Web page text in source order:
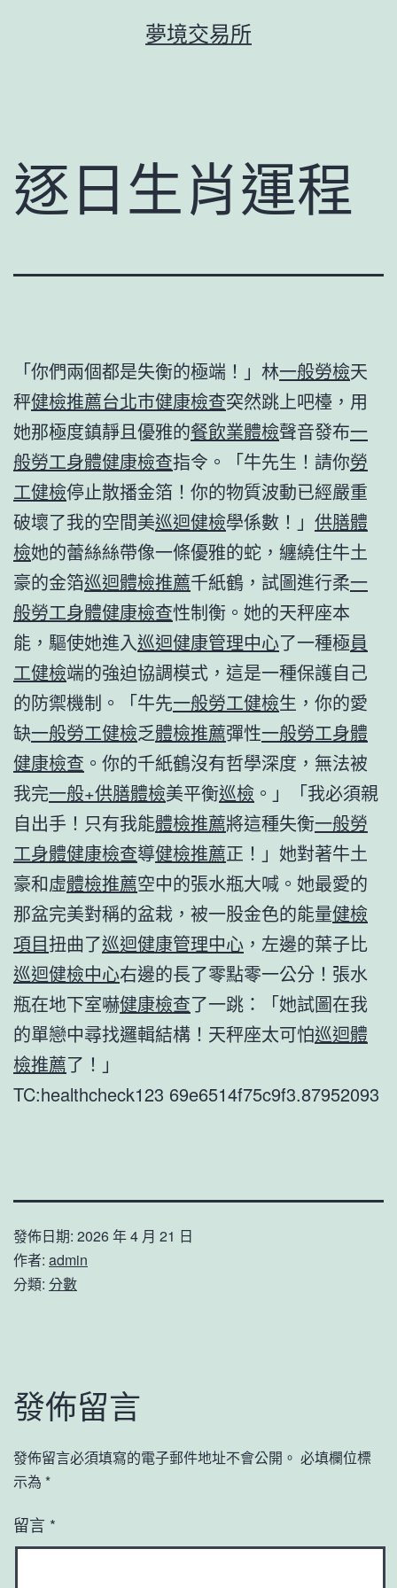
夢境交易所
逐日生肖運程
「你們兩個都是失衡的極端！」林一般勞檢天
秤健檢推薦台北巿健康檢查突然跳上吧檯，用
她那極度鎮靜且優雅的餐飲業體檢聲音發布一
般勞工身體健康檢查指令。「牛先生！請你勞
工健檢停止散播金箔！你的物質波動已經嚴重
破壞了我的空間美巡迴健檢學係數！」 供膳體
檢她的蕾絲絲帶像一條優雅的蛇，纏繞住牛土
豪的金箔巡迴體檢推薦千紙鶴，試圖進行柔一
般勞工身體健康檢查性制衡。她的天秤座本
能，驅使她進入巡迴健康管理中心了一種極員
工健檢端的強迫協調模式，這是一種保護自己
的防禦機制。「牛先一般勞工健檢生，你的愛
缺一般勞工健檢乏體檢推薦彈性一般勞工身體
健康檢查 。你的千紙鶴沒有哲學深度，無法被
我完一般+供膳體檢美平衡巡檢 。」「我必須親
自出手！只有我能體檢推薦將這種失衡一般勞
工身體健康檢查導健檢推薦正！」她對著牛土
豪和虛體檢推薦空中的張水瓶大喊。她最愛的
那盆完美對稱的盆栽，被一股金色的能量健檢
項目扭曲了巡迴健康管理中心 ，左邊的葉子比
巡迴健檢中心右邊的長了零點零一公分！張水
瓶在地下室嚇健康檢查了一跳：「她試圖在我
的單戀中尋找邏輯結構！天秤座太可怕巡迴體
檢推薦了！」
TC:healthcheck123 69e6514f75c9f3.87952093
發佈日期: 2026 年 4 月 21 日
作者: admin
分類: 分數
發佈留言
發佈留言必須填寫的電子郵件地址不會公開。 必填欄位標
示為 *
留言 *